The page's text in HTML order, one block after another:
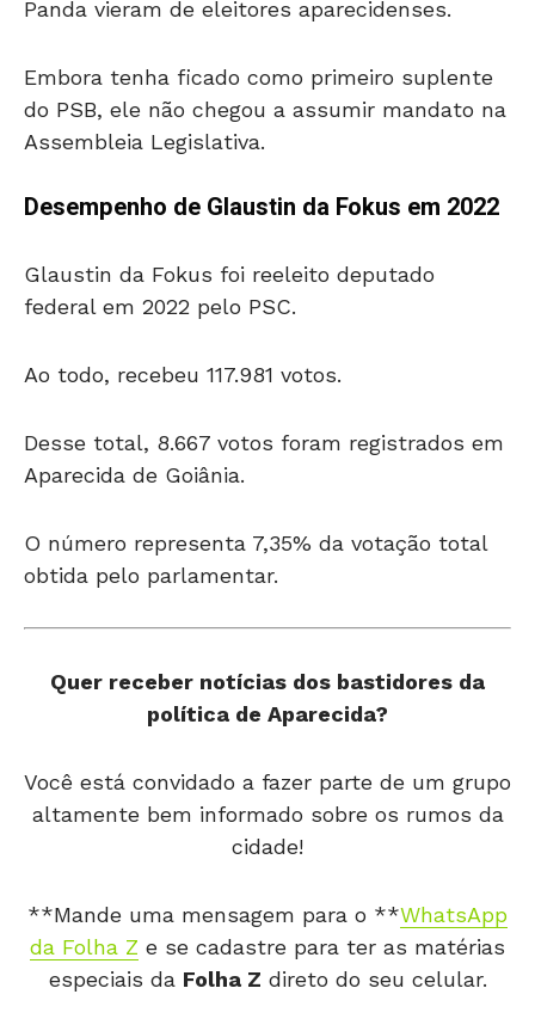
Panda vieram de eleitores aparecidenses.
Embora tenha ficado como primeiro suplente
do PSB, ele não chegou a assumir mandato na
Assembleia Legislativa.
Desempenho de Glaustin da Fokus em 2022
Glaustin da Fokus foi reeleito deputado
federal em 2022 pelo PSC.
Ao todo, recebeu 117.981 votos.
Desse total, 8.667 votos foram registrados em
Aparecida de Goiânia.
O número representa 7,35% da votação total
obtida pelo parlamentar.
Quer receber notícias dos bastidores da
política de Aparecida?
Você está convidado a fazer parte de um grupo
altamente bem informado sobre os rumos da
cidade!
**Mande uma mensagem para o **WhatsApp
da Folha Z e se cadastre para ter as matérias
especiais da Folha Z direto do seu celular.